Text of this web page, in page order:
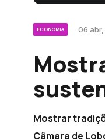
ECONOMIA 06
Mostrar
Câmara de